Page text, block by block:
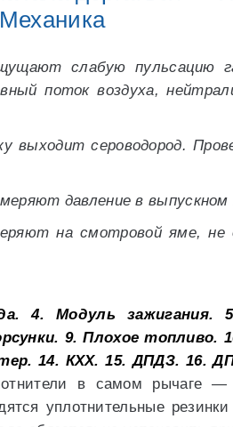
слабую пульсацию
поток воздуха,
выходит сероводород.
давление в выпускном
на смотровой яме, не
4. Модуль зажигания.
9. Плохое топливо.
14. КХХ. 15. ДПДЗ. 16.
в самом рычаге —
уплотнительные